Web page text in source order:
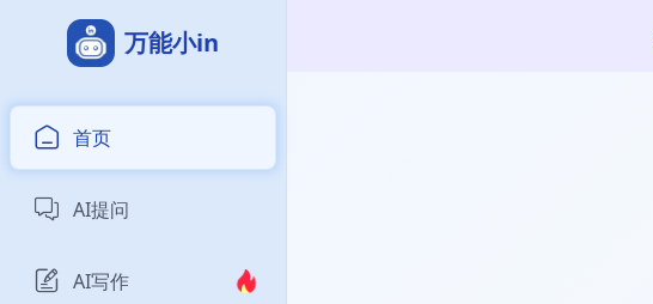
万能小in
首页
AI提问
AI写作